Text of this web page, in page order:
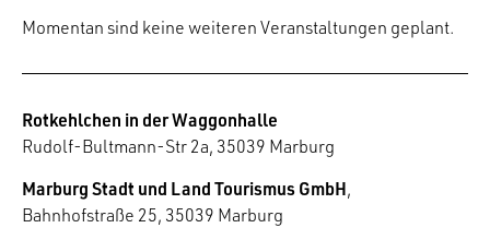
Momentan sind keine weiteren Veranstaltungen geplant.
Rotkehlchen in der Waggonhalle
Rudolf-Bultmann-Str 2a, 35039 Marburg
Marburg Stadt und Land Tourismus GmbH,
Bahnhofstraße 25, 35039 Marburg